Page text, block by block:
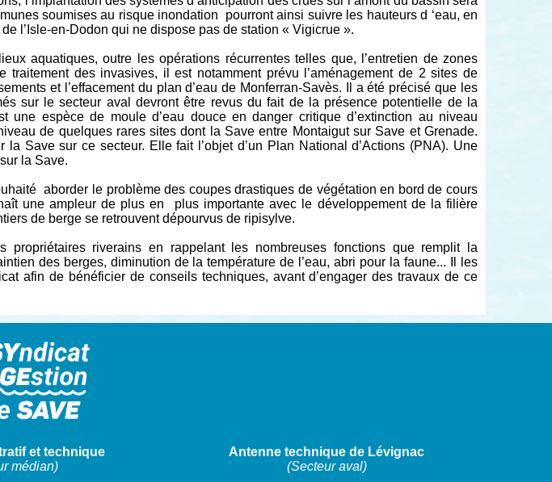
soumises au risque inondation
pourront ainsi suivre les hauteurs d ‘eau, en
l’Isle-en-Dodon qui ne dispose pas de station « Vigicrue ».
aquatiques, outre les opérations récurrentes telles que, l’entretien de zones
traitement des invasives, il est notamment prévu l’aménagement de 2 sites de
et l’effacement du plan d’eau de Monferran-Savès. Il a été précisé que les
sur le secteur aval devront être revus du fait de la présence potentielle de la
une espèce de moule d’eau douce en danger critique d’extinction au niveau
de quelques rares sites dont la Save entre Montaigut sur Save et Grenade.
Save sur ce secteur. Elle fait l’objet d’un Plan National d’Actions (PNA). Une
la Save.
aborder le problème des coupes drastiques de végétation en bord de cours
une ampleur de plus en
plus importante avec le développement de la filière
de berge se retrouvent dépourvus de ripisylve.
propriétaires riverains en rappelant les nombreuses fonctions que remplit la
des berges, diminution de la température de l’eau, abri pour la faune... Il les
afin de bénéficier de conseils techniques, avant d’engager des travaux de ce
et technique
médian)
Antenne technique de Lévignac
(Secteur aval)